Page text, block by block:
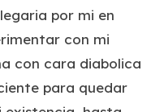
por mi en
con mi
con cara diabolica
para quedar